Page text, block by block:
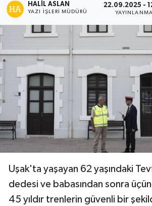
HALIL ASLAN
YAZI İŞLERİ MÜDÜRÜ
22.09.2025 -
YAYINLANMA
Uşak'ta yaşayan 62 yaşındaki
dedesi ve babasından sonra
45 yıldır trenlerin güvenli bir